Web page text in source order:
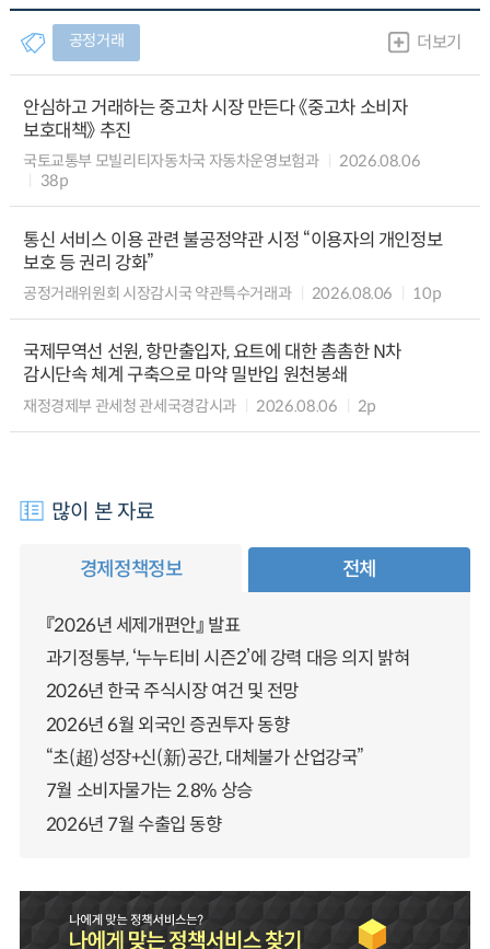
공정거래 더보기
안심하고 거래하는 중고차 시장 만든다 《중고차 소비자
보호대책》 추진
국토교통부 모빌리티자동차국 자동차운영보험과
2026.08.06
38p
통신 서비스 이용 관련 불공정약관 시정 “이용자의 개인정보
보호 등 권리 강화”
공정거래위원회 시장감시국 약관특수거래과 2026.08.06 10p
국제무역선 선원, 항만출입자, 요트에 대한 촘촘한 N차
감시단속 체계 구축으로 마약 밀반입 원천봉쇄
재정경제부 관세청 관세국경감시과 2026.08.06 2p
많이 본 자료
경제정책정보 전체
『2026년 세제개편안』 발표
과기정통부, ‘누누티비 시즌2’에 강력 대응 의지 밝혀
2026년 한국 주식시장 여건 및 전망
2026년 6월 외국인 증권투자 동향
“초(超)성장+신(新)공간, 대체불가 산업강국”
7월 소비자물가는 2.8% 상승
2026년 7월 수출입 동향